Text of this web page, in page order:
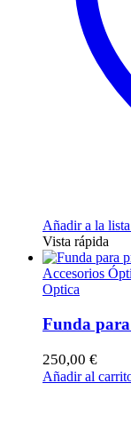
Añadir a la
Vista rápida
Accesorios
Optica
Funda
250,00 €
Añadir al